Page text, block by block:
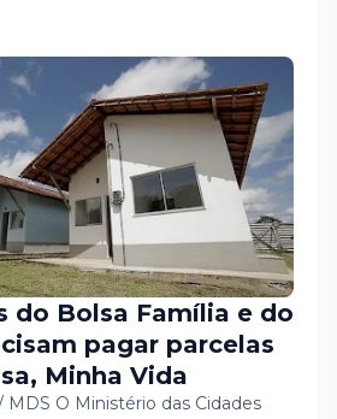
a campanha
Esta campanha
conscientização e à
social das
deficiência, com o
a importância
celebrada no dia 21
do Bolsa Família e do
pagar parcelas
Minha Vida
MDS O Ministério das Cidades